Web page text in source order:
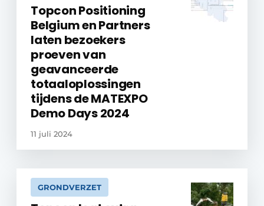
Topcon Positioning
Belgium en Partners
laten bezoekers
proeven van
geavanceerde
totaaloplossingen
tijdens de MATEXPO
Demo Days 2024
11 juli 2024
GRONDVERZET